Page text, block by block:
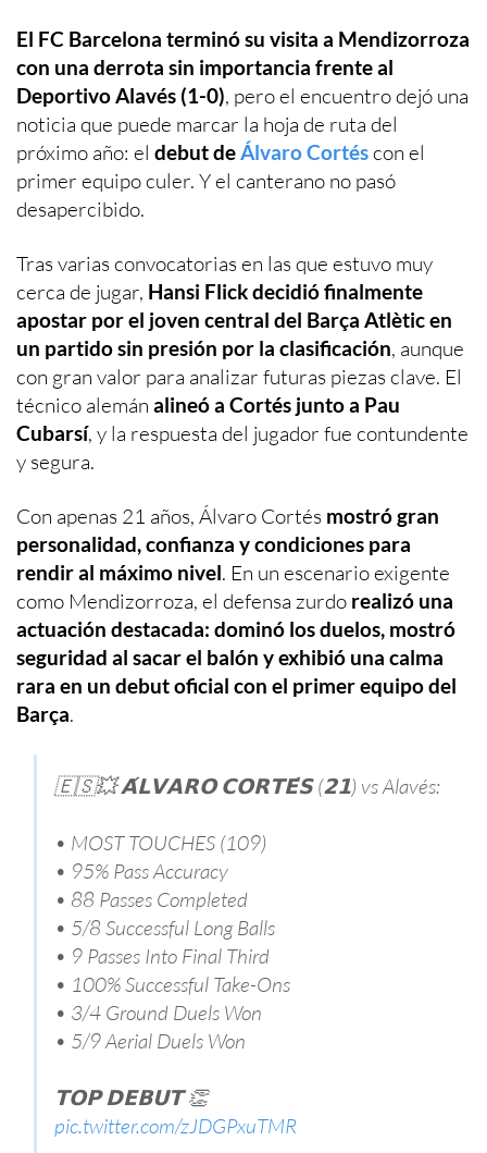
El FC Barcelona terminó su visita a Mendizorroza
con una derrota sin importancia frente al
Deportivo Alavés (1-0), pero el encuentro dejó una
noticia que puede marcar la hoja de ruta del
próximo año: el debut deÁlvaro Cortéscon el
primer equipo culer. Y el canterano no pasó
desapercibido.
Tras varias convocatorias en las que estuvo muy
cerca de jugar, Hansi Flick decidió finalmente
apostar por el joven central del Barça Atlètic en
un partido sin presión por la clasificación, aunque
con gran valor para analizar futuras piezas clave. El
técnico alemán alineó a Cortés junto a Pau
Cubarsí, y la respuesta del jugador fue contundente
y segura.
Con apenas 21 años, Álvaro Cortés mostró gran
personalidad, confianza y condiciones para
rendir al máximo nivel. En un escenario exigente
como Mendizorroza, el defensa zurdo realizó una
actuación destacada: dominó los duelos, mostró
seguridad al sacar el balón y exhibió una calma
rara en un debut oficial con el primer equipo del
Barça.
🇪🇸💥 𝗔́𝗟𝗩𝗔𝗥𝗢 𝗖𝗢𝗥𝗧𝗘́𝗦 (𝟮𝟭) vs Alavés:
• MOST TOUCHES (109)
• 95% Pass Accuracy
• 88 Passes Completed
• 5/8 Successful Long Balls
• 9 Passes Into Final Third
• 100% Successful Take-Ons
• 3/4 Ground Duels Won
• 5/9 Aerial Duels Won
𝗧𝗢𝗣 𝗗𝗘𝗕𝗨𝗧 👏
pic.twitter.com/zJDGPxuTMR